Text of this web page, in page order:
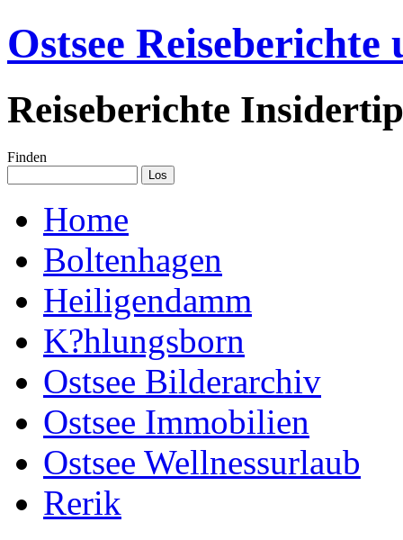
Ostsee
Reiseberichte
Finden
Home
Boltenhagen
Heiligendamm
K?hlungsborn
Ostsee Bilderarchiv
Ostsee Immobilien
Ostsee Wellnessurlaub
Rerik